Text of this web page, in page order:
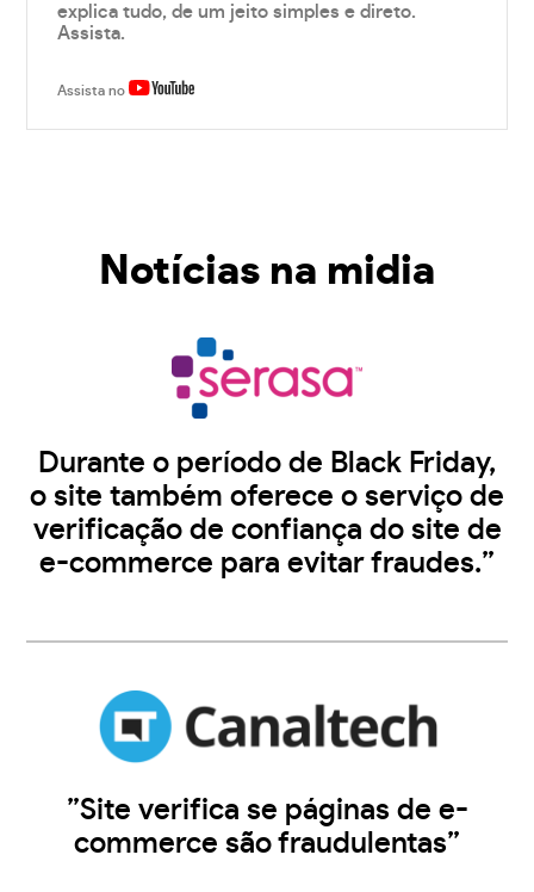
explica tudo, de um jeito simples e direto.
Assista.
Assista no
Notícias na midia
Durante o período de Black Friday,
o site também oferece o serviço de
verificação de confiança do site de
e-commerce para evitar fraudes.”
”Site verifica se páginas de e-
commerce são fraudulentas”